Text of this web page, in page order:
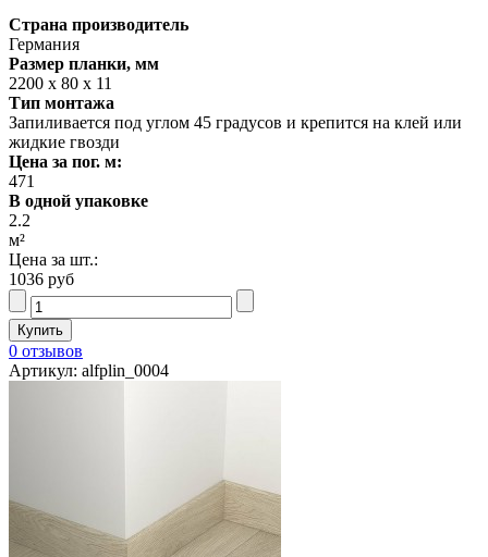
Страна производитель
Германия
Размер планки, мм
2200 х 80 х 11
Тип монтажа
Запиливается под углом 45 градусов и крепится на клей или
жидкие гвозди
Цена за пог. м:
471
В одной упаковке
2.2
м²
Цена за шт.:
1036 руб
0 отзывов
Артикул: alfplin_0004